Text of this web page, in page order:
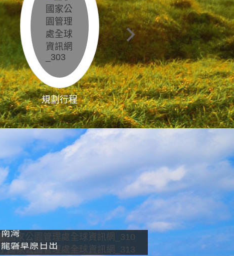
規劃行程 影像直播
南灣
龍磐草原日出